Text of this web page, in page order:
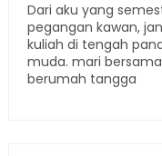
Dari aku yang
pegangan kawan,
kuliah di tengah
muda. mari
berumah tangga